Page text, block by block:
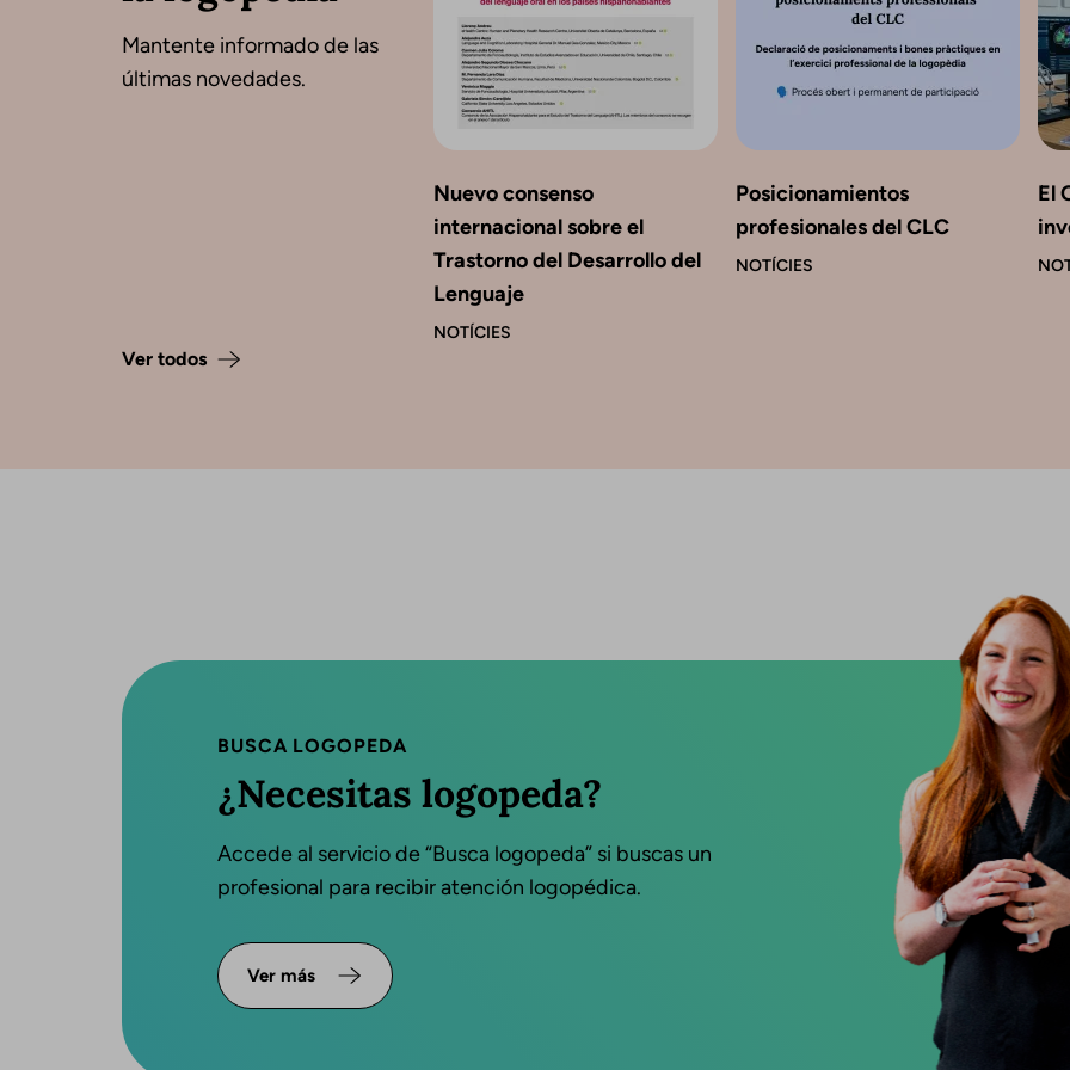
Mantente informado de las
últimas novedades.
Nuevo consenso
internacional sobre el
Trastorno del Desarrollo del
Lenguaje
NOTÍCIES
Posicionamientos
profesionales del CLC
NOTÍCIES
El
Ver todos
BUSCA LOGOPEDA
¿Necesitas logopeda?
Accede al servicio de “Busca logopeda” si buscas un
profesional para recibir atención logopédica.
Ver más